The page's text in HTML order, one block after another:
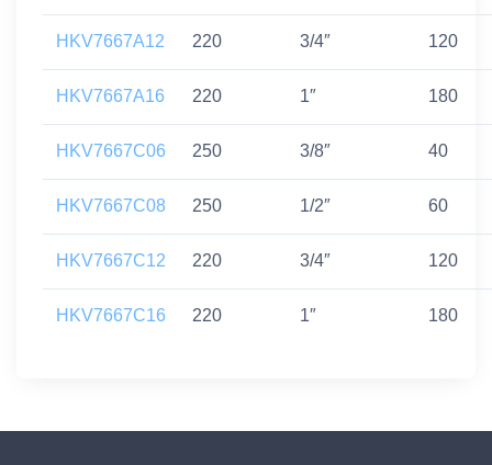
HKV7667A12 220 3/4″ 120
HKV7667A16 220 1″ 180
HKV7667C06 250 3/8″ 40
HKV7667C08 250 1/2″ 60
HKV7667C12 220 3/4″ 120
HKV7667C16 220 1″ 180